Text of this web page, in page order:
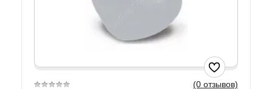
(0 отзывов)